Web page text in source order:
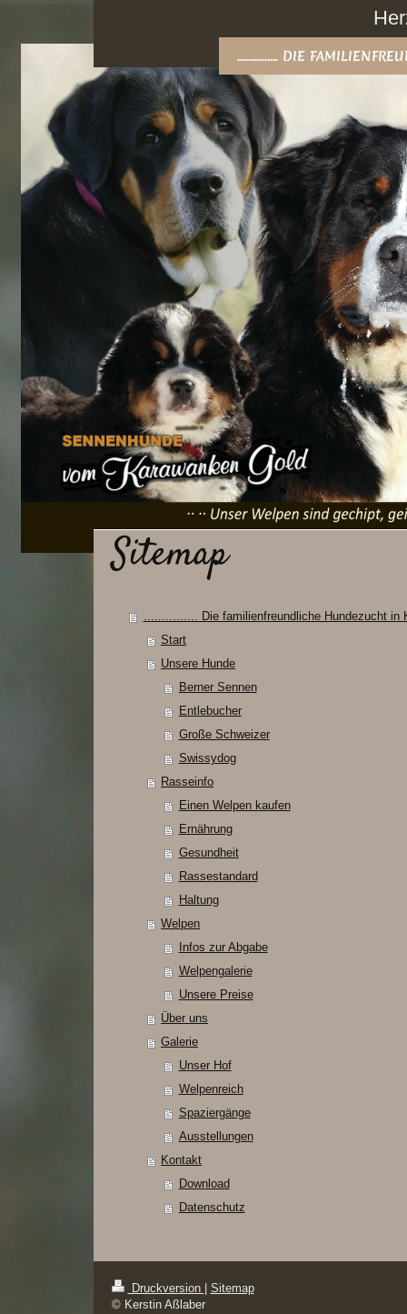
............... DIE
Sitemap
............... Die familienfreundliche Hundezucht in
Start
Unsere Hunde
Berner Sennen
Entlebucher
Große Schweizer
Swissydog
Rasseinfo
Einen Welpen kaufen
Ernährung
Gesundheit
Rassestandard
Haltung
Welpen
Infos zur Abgabe
Welpengalerie
Unsere Preise
Über uns
Galerie
Unser Hof
Welpenreich
Spaziergänge
Ausstellungen
Kontakt
Download
Datenschutz
Druckversion
Sitemap
© Kerstin Aßlaber